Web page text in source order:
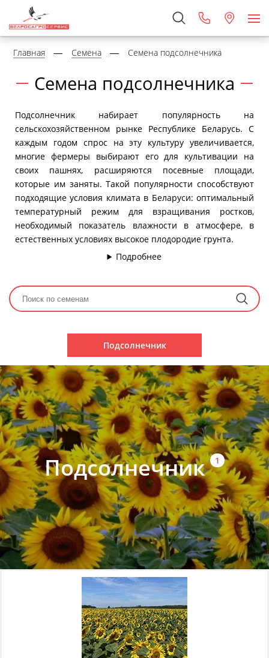
Главная Семена Семена подсолнечника
Семена подсолнечника
Подсолнечник набирает популярность на
сельскохозяйственном рынке Республике Беларусь. С
каждым годом спрос на эту культуру увеличивается,
многие фермеры выбирают его для культивации на
своих пашнях, расширяются посевные площади,
которые им заняты. Такой популярности способствуют
подходящие условия климата в Беларуси: оптимальный
температурный режим для взращивания ростков,
необходимый показатель влажности в атмосфере, в
естественных условиях высокое плодородие грунта.
Подробнее
Подсолнечник
Подсолнечник 1